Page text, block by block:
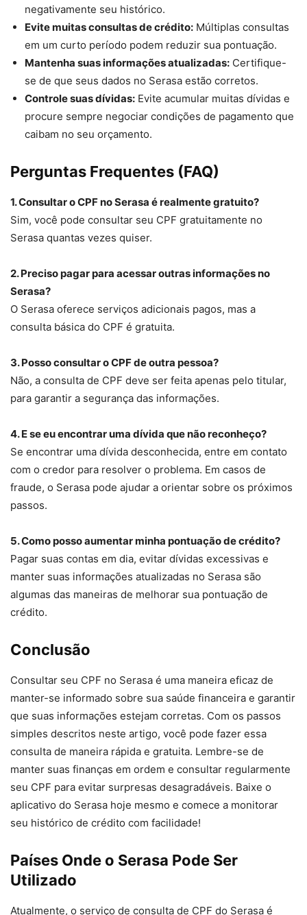
negativamente seu histórico.
Evite muitas consultas de crédito: Múltiplas consultas
em um curto período podem reduzir sua pontuação.
Mantenha suas informações atualizadas: Certifique-
se de que seus dados no Serasa estão corretos.
Controle suas dívidas: Evite acumular muitas dívidas e
procure sempre negociar condições de pagamento que
caibam no seu orçamento.
Perguntas Frequentes (FAQ)
1. Consultar o CPF no Serasa é realmente gratuito?
Sim, você pode consultar seu CPF gratuitamente no
Serasa quantas vezes quiser.
2. Preciso pagar para acessar outras informações no
Serasa?
O Serasa oferece serviços adicionais pagos, mas a
consulta básica do CPF é gratuita.
3. Posso consultar o CPF de outra pessoa?
Não, a consulta de CPF deve ser feita apenas pelo titular,
para garantir a segurança das informações.
4. E se eu encontrar uma dívida que não reconheço?
Se encontrar uma dívida desconhecida, entre em contato
com o credor para resolver o problema. Em casos de
fraude, o Serasa pode ajudar a orientar sobre os próximos
passos.
5. Como posso aumentar minha pontuação de crédito?
Pagar suas contas em dia, evitar dívidas excessivas e
manter suas informações atualizadas no Serasa são
algumas das maneiras de melhorar sua pontuação de
crédito.
Conclusão
Consultar seu CPF no Serasa é uma maneira eficaz de
manter-se informado sobre sua saúde financeira e garantir
que suas informações estejam corretas. Com os passos
simples descritos neste artigo, você pode fazer essa
consulta de maneira rápida e gratuita. Lembre-se de
manter suas finanças em ordem e consultar regularmente
seu CPF para evitar surpresas desagradáveis. Baixe o
aplicativo do Serasa hoje mesmo e comece a monitorar
seu histórico de crédito com facilidade!
Países Onde o Serasa Pode Ser
Utilizado
Atualmente, o serviço de consulta de CPF do Serasa é